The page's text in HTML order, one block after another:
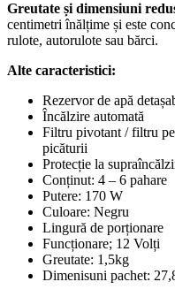
Greutate și dimensiuni
centimetri înălțime și este
rulote, autorulote sau bărci.
Alte caracteristici:
Rezervor de apă
Încălzire automată
Filtru pivotant / filtru
picăturii
Protecție la
Conținut: 4 – 6 pahare
Putere: 170 W
Culoare: Negru
Lingură de porționare
Funcționare; 12 Volți
Greutate: 1,5kg
Dimenisuni pachet: